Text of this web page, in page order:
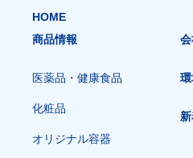
HOME
商品情報
医薬品・健康食品
化粧品
オリジナル容器